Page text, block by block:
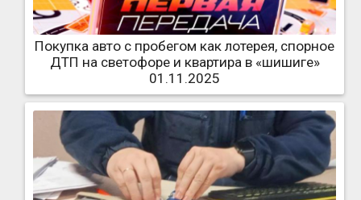
Покупка авто с пробегом как лотерея, спорное
ДТП на светофоре и квартира в «шишиге»
01.11.2025